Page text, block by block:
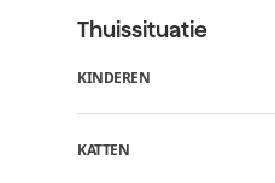
Thuissituatie
KINDEREN
KATTEN